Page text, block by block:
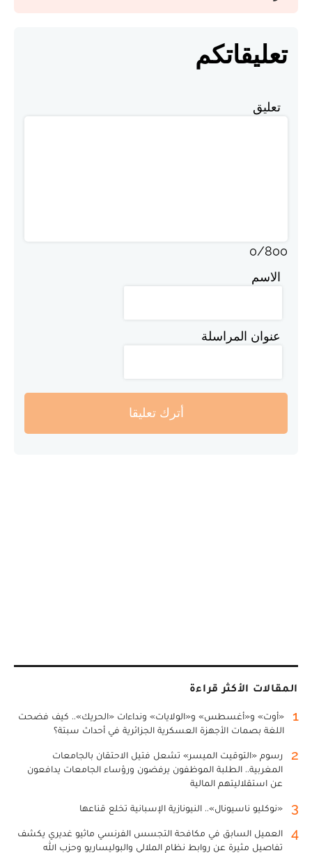
تعليقاتكم
تعليق
0/800
الاسم
عنوان المراسلة
أترك تعليقا
المقالات الأكثر قراءة
1
«أوت» و«أغسطس» و«الولايات» ونداءات «الحريك».. كيف فضحت
اللغة بصمات الأجهزة العسكرية الجزائرية في أحداث سبتة؟
2
رسوم «التوقيت الميسر» تشعل فتيل الاحتقان بالجامعات
المغربية.. الطلبة الموظفون يرفضون ورؤساء الجامعات يدافعون
عن استقلاليتهم المالية
3 «نوكليو ناسيونال».. النيونازية الإسبانية تخلع قناعها
4
العميل السابق في مكافحة التجسس الفرنسي ماثيو غديري يكشف
تفاصيل مثيرة عن روابط نظام الملالي والبوليساريو وحزب الله